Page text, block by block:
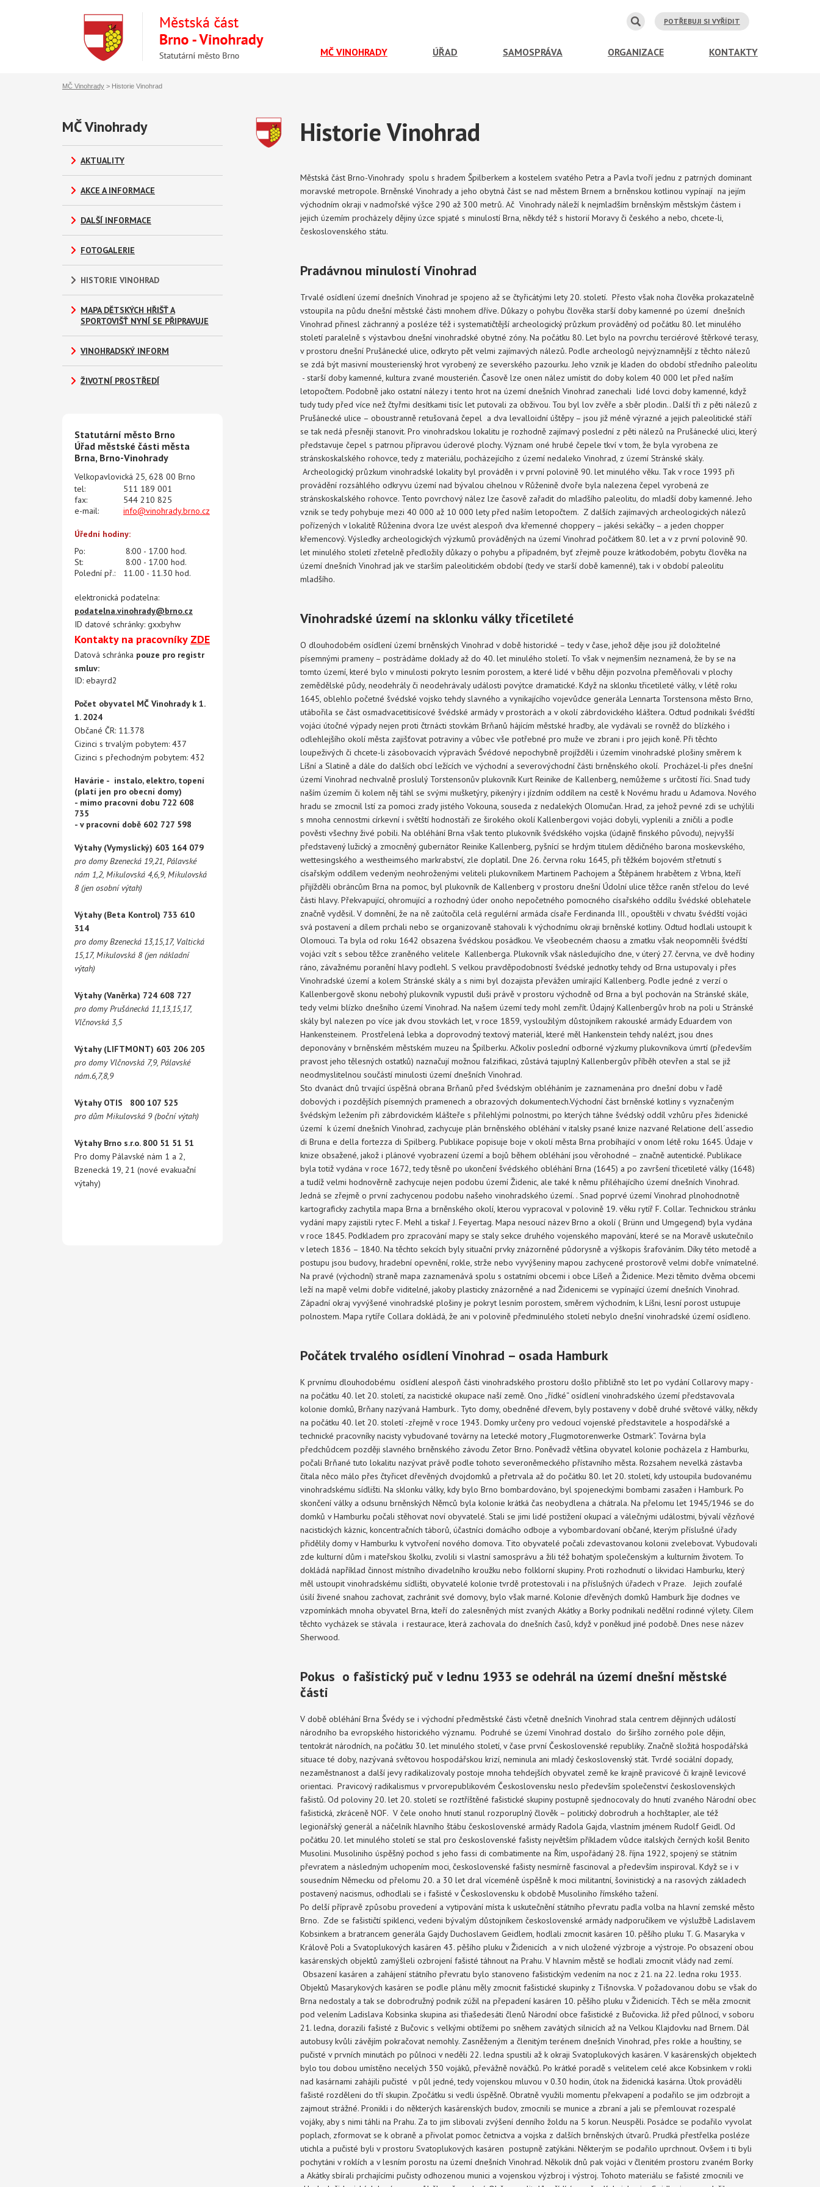
POTŘEBUJI SI VYŘÍDIT
MČ VINOHRADY ÚŘAD SAMOSPRÁVA ORGANIZACE KONTAKTY
MČ Vinohrady > Historie Vinohrad
MČ Vinohrady
AKTUALITY
AKCE A INFORMACE
DALŠÍ INFORMACE
FOTOGALERIE
HISTORIE VINOHRAD
MAPA DĚTSKÝCH HŘIŠŤ A
SPORTOVIŠŤ NYNÍ SE PŘIPRAVUJE
VINOHRADSKÝ INFORM
ŽIVOTNÍ PROSTŘEDÍ
Statutární město Brno
Úřad městské části města
Brna, Brno-Vinohrady
Velkopavlovická 25, 628 00 Brno
tel:
511 189 001
fax:
544 210 825
e-mail:
info@vinohrady.brno.cz
Úřední hodiny:
Po:
8:00 - 17.00 hod.
St:
8:00 - 17.00 hod.
Polední př.:
11.00 - 11.30 hod.
elektronická podatelna:
podatelna.vinohrady@brno.cz
ID datové schránky: gxxbyhw
Kontakty na pracovníky ZDE
Datová schránka pouze pro registr
smluv:
ID: ebayrd2
Počet obyvatel MČ Vinohrady k 1.
1. 2024
Občané ČR: 11.378
Cizinci s trvalým pobytem: 437
Cizinci s přechodným pobytem: 432
Havárie - instalo, elektro, topení
(platí jen pro obecní domy)
- mimo pracovní dobu 722 608
735
- v pracovní době 602 727 598
Výtahy (Vymyslický) 603 164 079
pro domy Bzenecká 19,21, Pálavské
nám 1,2, Mikulovská 4,6,9, Mikulovská
8 (jen osobní výtah)
Výtahy (Beta Kontrol) 733 610
314
pro domy Bzenecká 13,15,17, Valtická
15,17, Mikulovská 8 (jen nákladní
výtah)
Výtahy (Vaněrka) 724 608 727
pro domy Prušánecká 11,13,15,17,
Vlčnovská 3,5
Výtahy (LIFTMONT) 603 206 205
pro domy Vlčnovská 7,9, Pálavské
nám.6,7,8,9
Výtahy OTIS 800 107 525
pro dům Mikulovská 9 (boční výtah)
Výtahy Brno s.r.o. 800 51 51 51
Pro domy Pálavské nám 1 a 2,
Bzenecká 19, 21 (nové evakuační
výtahy)
Historie Vinohrad
Městská část Brno-Vinohrady spolu s hradem Špilberkem a kostelem svatého Petra a Pavla tvoří jednu z patrných dominant
moravské metropole. Brněnské Vinohrady a jeho obytná část se nad městem Brnem a brněnskou kotlinou vypínají na jejím
východním okraji v nadmořské výšce 290 až 300 metrů. Ač Vinohrady náleží k nejmladším brněnským městským částem i
jejich územím procházely dějiny úzce spjaté s minulostí Brna, někdy též s historií Moravy či českého a nebo, chcete-li,
československého státu.
Pradávnou minulostí Vinohrad
Trvalé osídlení území dnešních Vinohrad je spojeno až se čtyřicátými lety 20. století. Přesto však noha člověka prokazatelně
vstoupila na půdu dnešní městské části mnohem dříve. Důkazy o pohybu člověka starší doby kamenné po území dnešních
Vinohrad přinesl záchranný a posléze též i systematičtější archeologický průzkum prováděný od počátku 80. let minulého
století paralelně s výstavbou dnešní vinohradské obytné zóny. Na počátku 80. Let bylo na povrchu terciérové štěrkové terasy,
v prostoru dnešní Prušánecké ulice, odkryto pět velmi zajímavých nálezů. Podle archeologů nejvýznamnější z těchto nálezů
se zdá být masivní mousterienský hrot vyrobený ze severského pazourku. Jeho vznik je kladen do období středního paleolitu
- starší doby kamenné, kultura zvané mousterién. Časově lze onen nález umístit do doby kolem 40 000 let před naším
letopočtem. Podobně jako ostatní nálezy i tento hrot na území dnešních Vinohrad zanechali lidé lovci doby kamenné, když
tudy tudy před více než čtyřmi desítkami tisíc let putovali za obživou. Tou byl lov zvěře a sběr plodin.. Další tři z pěti nálezů z
Prušánecké ulice – oboustranně retušovaná čepel a dva levalloidní úštěpy – jsou již méně výrazné a jejich paleolitické stáří
se tak nedá přesněji stanovit. Pro vinohradskou lokalitu je rozhodně zajímavý poslední z pěti nálezů na Prušánecké ulici, který
představuje čepel s patrnou přípravou úderové plochy. Význam oné hrubé čepele tkví v tom, že byla vyrobena ze
stránskoskalského rohovce, tedy z materiálu, pocházejícího z území nedaleko Vinohrad, z území Stránské skály.
Archeologický průzkum vinohradské lokality byl prováděn i v první polovině 90. let minulého věku. Tak v roce 1993 při
provádění rozsáhlého odkryvu území nad bývalou cihelnou v Růženině dvoře byla nalezena čepel vyrobená ze
stránskoskalského rohovce. Tento povrchový nález lze časově zařadit do mladšího paleolitu, do mladší doby kamenné. Jeho
vznik se tedy pohybuje mezi 40 000 až 10 000 lety před naším letopočtem. Z dalších zajímavých archeologických nálezů
pořízených v lokalitě Růženina dvora lze uvést alespoň dva křemenné choppery – jakési sekáčky – a jeden chopper
křemencový. Výsledky archeologických výzkumů prováděných na území Vinohrad počátkem 80. let a v z první polovině 90.
let minulého století zřetelně předložily důkazy o pohybu a případném, byť zřejmě pouze krátkodobém, pobytu člověka na
území dnešních Vinohrad jak ve starším paleolitickém období (tedy ve starší době kamenné), tak i v období paleolitu
mladšího.
Vinohradské území na sklonku války třicetileté
O dlouhodobém osídlení území brněnských Vinohrad v době historické – tedy v čase, jehož děje jsou již doložitelné
písemnými prameny – postrádáme doklady až do 40. let minulého století. To však v nejmenším neznamená, že by se na
tomto území, které bylo v minulosti pokryto lesním porostem, a které lidé v běhu dějin pozvolna přeměňovali v plochy
zemědělské půdy, neodehrály či neodehrávaly události povýtce dramatické. Když na sklonku třicetileté války, v létě roku
1645, oblehlo početné švédské vojsko tehdy slavného a vynikajícího vojevůdce generála Lennarta Torstensona město Brno,
utábořila se část osmadvacetitisícové švédské armády v prostorách a v okolí zábrdovického kláštera. Odtud podnikali švédští
vojáci útočné výpady nejen proti čtrnácti stovkám Brňanů hájícím městské hradby, ale vydávali se rovněž do blízkého i
odlehlejšího okolí města zajišťovat potraviny a vůbec vše potřebné pro muže ve zbrani i pro jejich koně. Při těchto
loupeživých či chcete-li zásobovacích výpravách Švédové nepochybně projížděli i územím vinohradské plošiny směrem k
Líšní a Slatině a dále do dalších obcí ležících ve východní a severovýchodní části brněnského okolí. Procházel-li přes dnešní
území Vinohrad nechvalně proslulý Torstensonův plukovník Kurt Reinike de Kallenberg, nemůžeme s určitostí říci. Snad tudy
naším územím či kolem něj táhl se svými mušketýry, pikenýry i jízdním oddílem na cestě k Novému hradu u Adamova. Nového
hradu se zmocnil lstí za pomoci zrady jistého Vokouna, souseda z nedalekých Olomučan. Hrad, za jehož pevné zdi se uchýlili
s mnoha cennostmi církevní i světští hodnostáři ze širokého okolí Kallenbergovi vojáci dobyli, vyplenili a zničili a podle
pověsti všechny živé pobili. Na obléhání Brna však tento plukovník švédského vojska (údajně finského původu), nejvyšší
představený lužický a zmocněný gubernátor Reinike Kallenberg, pyšnící se hrdým titulem dědičného barona moskevského,
wettesingského a westheimsého markrabství, zle doplatil. Dne 26. června roku 1645, při těžkém bojovém střetnutí s
císařským oddílem vedeným neohroženými veliteli plukovníkem Martinem Pachojem a Štěpánem hrabětem z Vrbna, kteří
přijížděli obráncům Brna na pomoc, byl plukovník de Kallenberg v prostoru dnešní Údolní ulice těžce raněn střelou do levé
části hlavy. Překvapující, ohromující a rozhodný úder onoho nepočetného pomocného císařského oddílu švédské oblehatele
značně vyděsil. V domnění, že na ně zaútočila celá regulérní armáda císaře Ferdinanda III., opouštěli v chvatu švédští vojáci
svá postavení a dílem prchali nebo se organizovaně stahovali k východnímu okraji brněnské kotliny. Odtud hodlali ustoupit k
Olomouci. Ta byla od roku 1642 obsazena švédskou posádkou. Ve všeobecném chaosu a zmatku však neopomněli švédští
vojáci vzít s sebou těžce zraněného velitele Kallenberga. Plukovník však následujícího dne, v úterý 27. června, ve dvě hodiny
ráno, závažnému poranění hlavy podlehl. S velkou pravděpodobností švédské jednotky tehdy od Brna ustupovaly i přes
Vinohradské území a kolem Stránské skály a s nimi byl dozajista převážen umírající Kallenberg. Podle jedné z verzí o
Kallenbergově skonu nebohý plukovník vypustil duši právě v prostoru východně od Brna a byl pochován na Stránské skále,
tedy velmi blízko dnešního území Vinohrad. Na našem území tedy mohl zemřít. Údajný Kallenbergův hrob na poli u Stránské
skály byl nalezen po více jak dvou stovkách let, v roce 1859, vysloužilým důstojníkem rakouské armády Eduardem von
Hankensteinem. Prostřelená lebka a doprovodný textový materiál, které měl Hankenstein tehdy nalézt, jsou dnes
deponovány v brněnském městském muzeu na Špilberku. Ačkoliv poslední odborné výzkumy plukovníkova úmrtí (především
pravost jeho tělesných ostatků) naznačují možnou falzifikaci, zůstává tajuplný Kallenbergův příběh otevřen a stal se již
neodmyslitelnou součástí minulosti území dnešních Vinohrad.
Sto dvanáct dnů trvající úspěšná obrana Brňanů před švédským obléháním je zaznamenána pro dnešní dobu v řadě
dobových i pozdějších písemných pramenech a obrazových dokumentech.Východní část brněnské kotliny s vyznačeným
švédským ležením při zábrdovickém klášteře s přilehlými polnostmi, po kterých táhne švédský oddíl vzhůru přes židenické
území k území dnešních Vinohrad, zachycuje plán brněnského obléhání v italsky psané knize nazvané Relatione dell´assedio
di Bruna e della fortezza di Spilberg. Publikace popisuje boje v okolí města Brna probíhající v onom létě roku 1645. Údaje v
knize obsažené, jakož i plánové vyobrazení území a bojů během obléhání jsou věrohodné – značně autentické. Publikace
byla totiž vydána v roce 1672, tedy těsně po ukončení švédského obléhání Brna (1645) a po završení třicetileté války (1648)
a tudíž velmi hodnověrně zachycuje nejen podobu území Židenic, ale také k němu přiléhajícího území dnešních Vinohrad.
Jedná se zřejmě o první zachycenou podobu našeho vinohradského území. . Snad poprvé území Vinohrad plnohodnotně
kartograficky zachytila mapa Brna a brněnského okolí, kterou vypracoval v polovině 19. věku rytíř F. Collar. Technickou stránku
vydání mapy zajistili rytec F. Mehl a tiskař J. Feyertag. Mapa nesoucí název Brno a okolí ( Brünn und Umgegend) byla vydána
v roce 1845. Podkladem pro zpracování mapy se staly sekce druhého vojenského mapování, které se na Moravě uskutečnilo
v letech 1836 – 1840. Na těchto sekcích byly situační prvky znázorněné půdorysně a výškopis šrafováním. Díky této metodě a
postupu jsou budovy, hradební opevnění, rokle, strže nebo vyvýšeniny mapou zachycené prostorově velmi dobře vnímatelné.
Na pravé (východní) straně mapa zaznamenává spolu s ostatními obcemi i obce Líšeň a Židenice. Mezi těmito dvěma obcemi
leží na mapě velmi dobře viditelné, jakoby plasticky znázorněné a nad Židenicemi se vypínající území dnešních Vinohrad.
Západní okraj vyvýšené vinohradské plošiny je pokryt lesním porostem, směrem východním, k Líšni, lesní porost ustupuje
polnostem. Mapa rytíře Collara dokládá, že ani v polovině předminulého století nebylo dnešní vinohradské území osídleno.
Počátek trvalého osídlení Vinohrad – osada Hamburk
K prvnímu dlouhodobému osídlení alespoň části vinohradského prostoru došlo přibližně sto let po vydání Collarovy mapy -
na počátku 40. let 20. století, za nacistické okupace naší země. Ono „řídké“ osídlení vinohradského území představovala
kolonie domků, Brňany nazývaná Hamburk.. Tyto domy, obedněné dřevem, byly postaveny v době druhé světové války, někdy
na počátku 40. let 20. století -zřejmě v roce 1943. Domky určeny pro vedoucí vojenské představitele a hospodářské a
technické pracovníky nacisty vybudované továrny na letecké motory „Flugmotorenwerke Ostmark“. Továrna byla
předchůdcem později slavného brněnského závodu Zetor Brno. Poněvadž většina obyvatel kolonie pocházela z Hamburku,
počali Brňané tuto lokalitu nazývat právě podle tohoto severoněmeckého přístavního města. Rozsahem nevelká zástavba
čítala něco málo přes čtyřicet dřevěných dvojdomků a přetrvala až do počátku 80. let 20. století, kdy ustoupila budovanému
vinohradskému sídlišti. Na sklonku války, kdy bylo Brno bombardováno, byl spojeneckými bombami zasažen i Hamburk. Po
skončení války a odsunu brněnských Němců byla kolonie krátká čas neobydlena a chátrala. Na přelomu let 1945/1946 se do
domků v Hamburku počali stěhovat noví obyvatelé. Stali se jimi lidé postižení okupací a válečnými událostmi, bývalí vězňové
nacistických káznic, koncentračních táborů, účastníci domácího odboje a vybombardovaní občané, kterým příslušné úřady
přidělily domy v Hamburku k vytvoření nového domova. Tito obyvatelé počali zdevastovanou kolonii zvelebovat. Vybudovali
zde kulturní dům i mateřskou školku, zvolili si vlastní samosprávu a žili též bohatým společenským a kulturním životem. To
dokládá například činnost místního divadelního kroužku nebo folklorní skupiny. Proti rozhodnutí o likvidaci Hamburku, který
měl ustoupit vinohradskému sídlišti, obyvatelé kolonie tvrdě protestovali i na příslušných úřadech v Praze. Jejich zoufalé
úsilí živené snahou zachovat, zachránit své domovy, bylo však marné. Kolonie dřevěných domků Hamburk žije dodnes ve
vzpomínkách mnoha obyvatel Brna, kteří do zalesněných míst zvaných Akátky a Borky podnikali nedělní rodinné výlety. Cílem
těchto vycházek se stávala i restaurace, která zachovala do dnešních časů, když v poněkud jiné podobě. Dnes nese název
Sherwood.
Pokus o fašistický puč v lednu 1933 se odehrál na území dnešní městské
části
V době obléhání Brna Švédy se i východní předměstské části včetně dnešních Vinohrad stala centrem dějinných událostí
národního ba evropského historického významu. Podruhé se území Vinohrad dostalo do širšího zorného pole dějin,
tentokrát národních, na počátku 30. let minulého století, v čase první Československé republiky. Značně složitá hospodářská
situace té doby, nazývaná světovou hospodářskou krizí, neminula ani mladý československý stát. Tvrdé sociální dopady,
nezaměstnanost a další jevy radikalizovaly postoje mnoha tehdejších obyvatel země ke krajně pravicové či krajně levicové
orientaci. Pravicový radikalismus v prvorepublikovém Československu neslo především společenství československých
fašistů. Od poloviny 20. let 20. století se roztříštěné fašistické skupiny postupně sjednocovaly do hnutí zvaného Národní obec
fašistická, zkráceně NOF. V čele onoho hnutí stanul rozporuplný člověk – politický dobrodruh a hochštapler, ale též
legionářský generál a náčelník hlavního štábu československé armády Radola Gajda, vlastním jménem Rudolf Geidl. Od
počátku 20. let minulého století se stal pro československé fašisty největším příkladem vůdce italských černých košil Benito
Musolini. Musoliniho úspěšný pochod s jeho fassi di combatimente na Řím, uspořádaný 28. října 1922, spojený se státním
převratem a následným uchopením moci, československé fašisty nesmírně fascinoval a především inspiroval. Když se i v
sousedním Německu od přelomu 20. a 30 let dral víceméně úspěšně k moci militantní, šovinistický a na rasových základech
postavený nacismus, odhodlali se i fašisté v Československu k obdobě Musoliniho římského tažení.
Po delší přípravě způsobu provedení a vytipování místa k uskutečnění státního převratu padla volba na hlavní zemské město
Brno. Zde se fašističtí spiklenci, vedeni bývalým důstojníkem československé armády nadporučíkem ve výslužbě Ladislavem
Kobsinkem a bratrancem generála Gajdy Duchoslavem Geidlem, hodlali zmocnit kasáren 10. pěšího pluku T. G. Masaryka v
Králově Poli a Svatoplukových kasáren 43. pěšího pluku v Židenicích a v nich uložené výzbroje a výstroje. Po obsazení obou
kasárenských objektů zamýšleli ozbrojení fašisté táhnout na Prahu. V hlavním městě se hodlali zmocnit vlády nad zemí.
Obsazení kasáren a zahájení státního převratu bylo stanoveno fašistickým vedením na noc z 21. na 22. ledna roku 1933.
Objektů Masarykových kasáren se podle plánu měly zmocnit fašistické skupinky z Tišnovska. V požadovanou dobu se však do
Brna nedostaly a tak se dobrodružný podnik zúžil na přepadení kasáren 10. pěšího pluku v Židenicích. Těch se měla zmocnit
pod velením Ladislava Kobsinka skupina asi třiašedesáti členů Národní obce fašistické z Bučovicka. Již před půlnocí, v soboru
21. ledna, dorazili fašisté z Bučovic s velkými obtížemi po sněhem zavátých silnicích až na Velkou Klajdovku nad Brnem. Dál
autobusy kvůli závějím pokračovat nemohly. Zasněženým a členitým terénem dnešních Vinohrad, přes rokle a houštiny, se
pučisté v prvních minutách po půlnoci v neděli 22. ledna spustili až k okraji Svatoplukových kasáren. V kasárenských objektech
bylo tou dobou umístěno necelých 350 vojáků, převážně nováčků. Po krátké poradě s velitelem celé akce Kobsinkem v rokli
nad kasárnami zahájili pučisté v půl jedné, tedy vojenskou mluvou v 0.30 hodin, útok na židenická kasárna. Útok prováděli
fašisté rozděleni do tří skupin. Zpočátku si vedli úspěšně. Obratně využili momentu překvapení a podařilo se jim odzbrojit a
zajmout strážné. Pronikli i do některých kasárenských budov, zmocnili se munice a zbraní a jali se přemlouvat rozespalé
vojáky, aby s nimi táhli na Prahu. Za to jim slibovali zvýšení denního žoldu na 5 korun. Neuspěli. Posádce se podařilo vyvolat
poplach, zformovat se k obraně a přivolat pomoc četnictva a vojska z dalších brněnských útvarů. Prudká přestřelka posléze
utichla a pučisté byli v prostoru Svatoplukových kasáren postupně zatýkáni. Některým se podařilo uprchnout. Ovšem i ti byli
pochytáni v roklích a v lesním porostu na území dnešních Vinohrad. Několik dnů pak vojáci v členitém prostoru zvaném Borky
a Akátky sbírali prchajícími pučisty odhozenou munici a vojenskou výzbroj i výstroj. Tohoto materiálu se fašisté zmocnili ve